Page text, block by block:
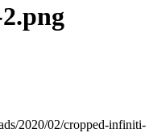
2020/02/cropped-infiniti-